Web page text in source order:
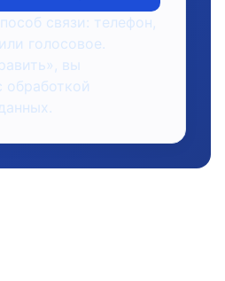
связи: телефон,
голосовое.
вы
обработкой